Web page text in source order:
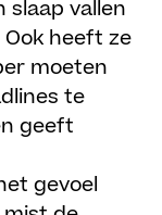
slaap vallen
heeft ze
moeten
te
geeft
gevoel